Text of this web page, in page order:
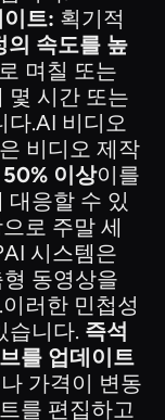
트: 획기적
의 속도를 높
며칠 또는
몇 시간 또는
다.AI 비디오
비디오 제작
50% 이상이를
대응할 수 있
로 주말 세
시스템은
동영상을
러한 민첩성
습니다. 즉석
를 업데이트
가격이 변동
를 편집하고